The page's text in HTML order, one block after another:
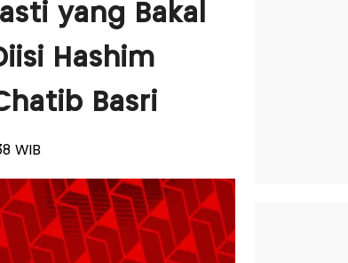
yang Bakal
Hashim
Basri
WIB